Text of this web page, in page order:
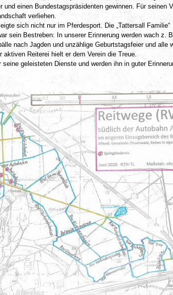
und einen Bundestagspräsidenten gewinnen. Für seinen
verliehen.
sich nicht nur im Pferdesport. Die „Tattersall­ Familie“
sein Bestreben: In unserer Erinnerung werden wach z. B.
nach Jagden und unzählige Geburtstagsfeier und alle
aktiven Reiterei hielt er dem Verein die Treue.
seine geleisteten Dienste und werden ihn in guter